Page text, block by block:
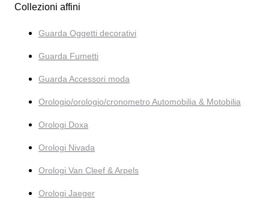
Collezioni affini
Guarda Oggetti decorativi
Guarda Fumetti
Guarda Accessori moda
Orologio/orologio/cronometro Automobilia & Motobilia
Orologi Doxa
Orologi Nivada
Orologi Van Cleef & Arpels
Orologi Jaeger